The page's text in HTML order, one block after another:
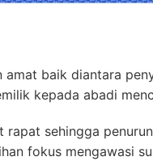
baik diantara
kepada abadi
sehingga
fokus mengawasi